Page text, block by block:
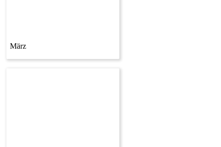
März